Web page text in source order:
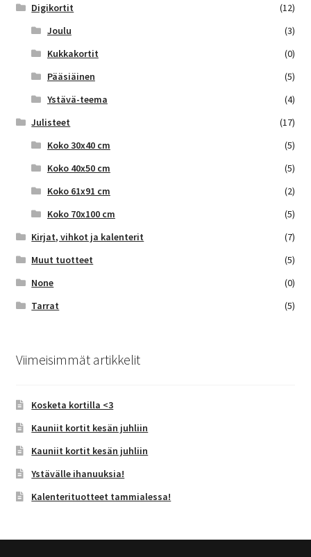
Digikortit
(12)
Joulu
(3)
Kukkakortit
(0)
Pääsiäinen
(5)
Ystävä-teema
(4)
Julisteet
(17)
Koko 30x40 cm
(5)
Koko 40x50 cm
(5)
Koko 61x91 cm
(2)
Koko 70x100 cm
(5)
Kirjat, vihkot ja kalenterit
(7)
Muut tuotteet
(5)
None
(0)
Tarrat
(5)
Viimeisimmät artikkelit
Kosketa kortilla <3
Kauniit kortit kesän juhliin
Kauniit kortit kesän juhliin
Ystävälle ihanuuksia!
Kalenterituotteet tammialessa!